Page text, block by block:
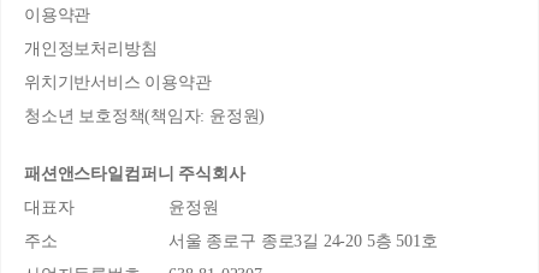
이용약관
개인정보처리방침
위치기반서비스 이용약관
청소년 보호정책(책임자: 윤정원)
패션앤스타일컴퍼니 주식회사
대표자
윤정원
주소
서울 종로구 종로3길 24-20 5층 501호